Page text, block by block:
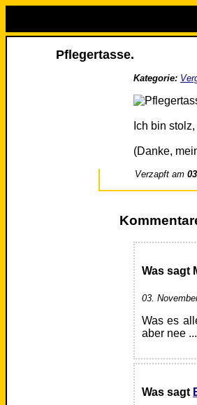
Pflegertasse.
Kategorie:
Ich bin
(Danke,
Verzapft am
Was sagt
03.
Was es
aber nee ...
Was sagt